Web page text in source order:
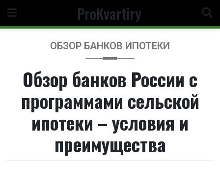
содержимому
ProKvartiry
ОБЗОР БАНКОВ ИПОТЕКИ
Обзор банков России с
программами сельской
ипотеки – условия и
преимущества